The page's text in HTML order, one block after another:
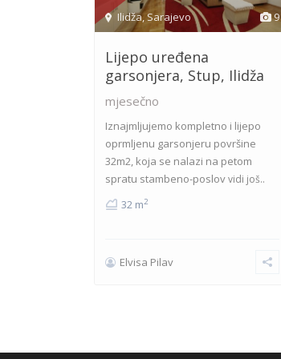
9
Ilidža,Sarajevo
Lijepo uređena
garsonjera, Stup, Ilidža
mjesečno
Iznajmljujemo kompletno i lijepo
oprmljenu garsonjeru površine
32m2, koja se nalazi na petom
spratu stambeno-poslovvidi još..
32 m2
Elvisa Pilav